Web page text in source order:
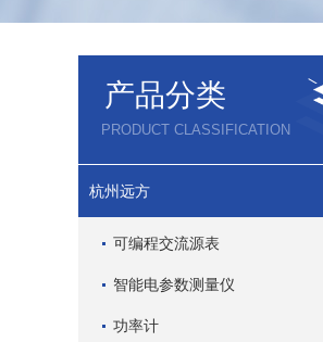
产品分类
PRODUCT CLASSIFICATION
杭州远方
可编程交流源表
智能电参数测量仪
功率计